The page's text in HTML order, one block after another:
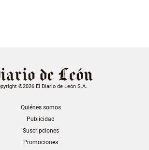
©2026 El Diario de León S.A.
Quiénes somos
Publicidad
Suscripciones
Promociones